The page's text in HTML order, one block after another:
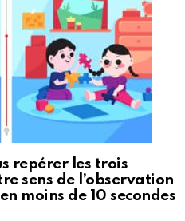
repérer les trois
sens de l’observation
moins de 10 secondes